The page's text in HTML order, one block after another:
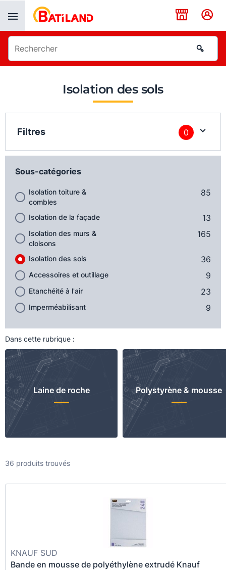
Isolation des sols
Filtres 0
Sous-catégories
Isolation toiture &
combles
85
Isolation de la façade 13
Isolation des murs &
cloisons
165
Isolation des sols 36
Accessoires et outillage 9
Etanchéité à l'air 23
Imperméabilisant 9
Dans cette rubrique :
Laine de roche Polystyrène & mousse
36 produits trouvés
KNAUF SUD
Bande en mousse de polyéthylène extrudé Knauf
Panneau de gestion des cookies